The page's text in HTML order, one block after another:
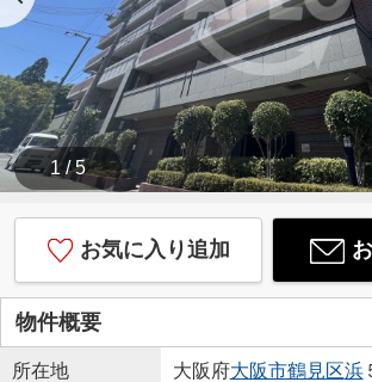
1 / 5
お気に入り追加
物件概要
所在地 大阪府大阪市鶴見区浜